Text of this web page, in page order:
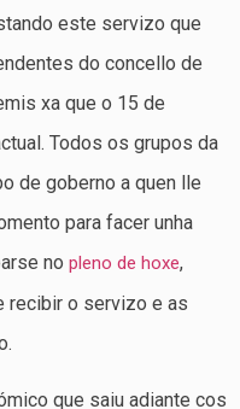
este servizo que
do concello de
xa que o 15 de
Todos os grupos da
de goberno a quen lle
para facer unha
no pleno de hoxe,
recibir o servizo e as
que saiu adiante cos